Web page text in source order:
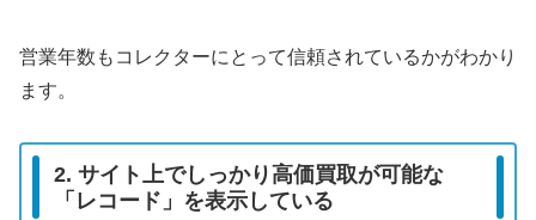
営業年数もコレクターにとって信頼されているかがわかり
ます。
2. サイト上でしっかり高価買取が可能な
「レコード」を表示している